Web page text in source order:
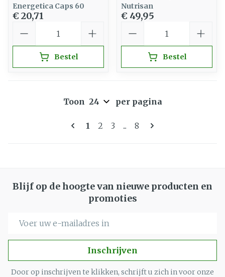
Energetica Caps 60
€ 20,71
Bestel
Nutrisan
€ 49,95
Bestel
Pagina's
U lees momenteel pagina
1 Pagina
2 Pagina
3 ... Pagina
8
Toon per pagina
Blijf op de hoogte van nieuwe producten en
promoties
Inschrijven
Door op inschrijven te klikken, schrijft u zich in voor onze